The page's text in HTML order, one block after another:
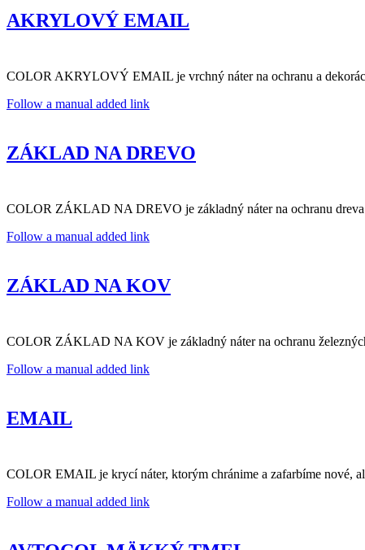
AKRYLOVÝ EMAIL
COLOR AKRYLOVÝ EMAIL je vrchný náter na ochranu a
Follow a manual added link
ZÁKLAD NA DREVO
COLOR ZÁKLAD NA DREVO je základný náter na ochranu dreva
Follow a manual added link
ZÁKLAD NA KOV
COLOR ZÁKLAD NA KOV je základný náter na ochranu
Follow a manual added link
EMAIL
COLOR EMAIL je krycí náter, ktorým chránime a zafarbíme nové,
Follow a manual added link